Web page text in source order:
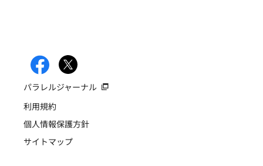
パラレルジャーナル
利用規約
個人情報保護方針
サイトマップ